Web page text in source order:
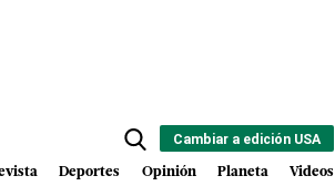
Cambiar a edición USA
Deportes Opinión Planeta Videos